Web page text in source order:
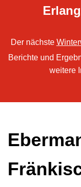
Der nächste
Berichte und
weitere